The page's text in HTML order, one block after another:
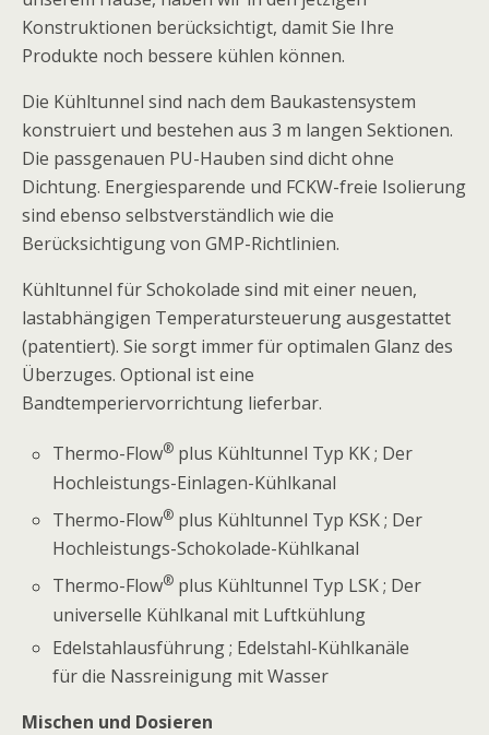
Konstruktionen berücksichtigt, damit Sie Ihre
Produkte noch bessere kühlen können.
Die Kühltunnel sind nach dem Baukastensystem
konstruiert und bestehen aus 3 m langen Sektionen.
Die passgenauen PU-Hauben sind dicht ohne
Dichtung. Energiesparende und FCKW-freie Isolierung
sind ebenso selbstverständlich wie die
Berücksichtigung von GMP-Richtlinien.
Kühltunnel für Schokolade sind mit einer neuen,
lastabhängigen Temperatursteuerung ausgestattet
(patentiert). Sie sorgt immer für optimalen Glanz des
Überzuges. Optional ist eine
Bandtemperiervorrichtung lieferbar.
Thermo-Flow® plus Kühltunnel Typ KK ; Der
Hochleistungs-Einlagen-Kühlkanal
Thermo-Flow® plus Kühltunnel Typ KSK ; Der
Hochleistungs-Schokolade-Kühlkanal
Thermo-Flow® plus Kühltunnel Typ LSK ; Der
universelle Kühlkanal mit Luftkühlung
Edelstahlausführung ; Edelstahl-Kühlkanäle
für die Nassreinigung mit Wasser
Mischen und Dosieren